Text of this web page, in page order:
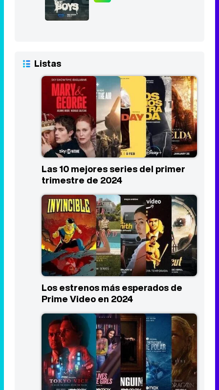
Listas
Las 10 mejores series del primer
trimestre de 2024
Los estrenos más esperados de
Prime Video en 2024